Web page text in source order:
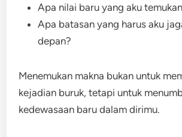
Apa nilai baru yang aku
Apa batasan yang harus aku
depan?
Menemukan makna bukan untuk
kejadian buruk, tetapi untuk
kedewasaan baru dalam dirimu.